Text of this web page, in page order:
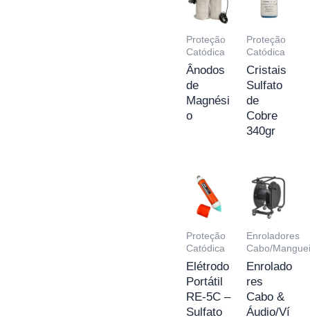
Proteção
Catódica
Ânodos
de
Magnési
o
Proteção
Catódica
Cristais
Sulfato
de
Cobre
340gr
Proteção
Catódica
Elétrodo
Portátil
RE-5C –
Sulfato
Enroladores
Cabo/
Enrolado
res
Cabo &
Áudio/Ví